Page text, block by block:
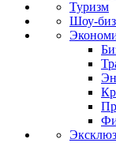
Туризм
Шоу-